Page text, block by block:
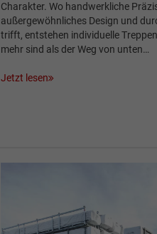
Charakter. Wo handwerkliche
außergewöhnliches Design und
trifft, entstehen individuelle
mehr sind als der Weg von unten…
Jetzt lesen